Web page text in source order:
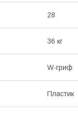
28
36 кг
W-гриф
Пластик